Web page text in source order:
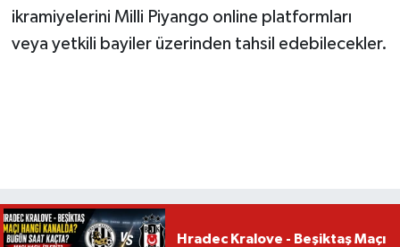
ikramiyelerini Milli Piyango online platformları
veya yetkili bayiler üzerinden tahsil edebilecekler.
Hradec Kralove - Beşiktaş Maçı